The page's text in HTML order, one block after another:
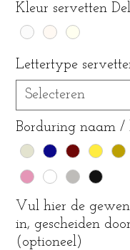
Kleur servetten
Lettertype
Selecteren
Borduring naam /
Vul hier de
in, gescheiden
(optioneel)